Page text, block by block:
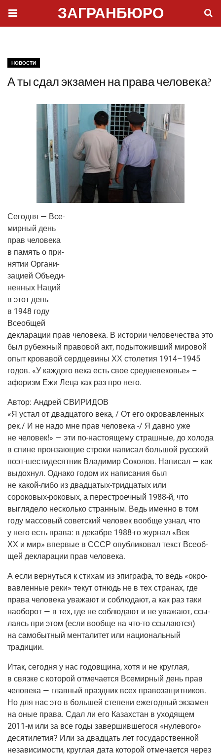
ЗАГРАНБЮРО
НОВОСТИ
А ты сдал экзамен на права человека?
Сего­дня — Все­
мир­ный день
прав чело­ве­ка
в память о при­
ня­тии Орга­ни­
за­ци­ей Объ­еди­
нен­ных Наций
в этот день
в 1948 году
Все­об­щей
декла­ра­ции прав чело­ве­ка. В исто­рии чело­ве­че­ства это
был рубеж­ный пра­во­вой акт, поды­то­жив­ший миро­вой
опыт кро­ва­вой серд­це­ви­ны ХХ сто­ле­тия 1914–1945
годов. «У каж­до­го века есть свое сред­не­ве­ко­вье» –
афо­ризм Ежи Леца как раз про него.
Автор: Андрей СВИРИДОВ
«Я устал от два­дца­то­го века, / От его окро­вав­лен­ных
рек./ И не надо мне прав чело­ве­ка -/ Я дав­но уже
не чело­век!» — эти по-насто­я­ще­му страш­ные, до холо­да
в спине прон­за­ю­щие стро­ки напи­сал боль­шой рус­ский
поэт-шести­де­сят­ник Вла­ди­мир Соко­лов. Напи­сал — как
выдох­нул. Одна­ко годом их напи­са­ния был
не какой-либо из два­дца­тых-трид­ца­тых или
соро­ко­вых-роко­вых, а пере­стро­еч­ный 1988‑й, что
выгля­де­ло несколь­ко стран­ным. Ведь имен­но в том
году мас­со­вый совет­ский чело­век вооб­ще узнал, что
у него есть пра­ва: в декаб­ре 1988-го жур­нал «Век
ХХ и мир» впер­вые в СССР опуб­ли­ко­вал текст Все­об­
щей декла­ра­ции прав человека.
А если вер­нуть­ся к сти­хам из эпи­гра­фа, то ведь «окро­
вав­лен­ные реки» текут отнюдь не в тех стра­нах, где
пра­ва чело­ве­ка ува­жа­ют и соблю­да­ют, а как раз таки
наобо­рот — в тех, где не соблю­да­ют и не ува­жа­ют, ссы­
ла­ясь при этом (если вооб­ще на что-то ссы­ла­ют­ся)
на само­быт­ный мен­та­ли­тет или наци­о­наль­ный
традиции.
Итак, сего­дня у нас годов­щи­на, хотя и не круг­лая,
в связ­ке с кото­рой отме­ча­ет­ся Все­мир­ный день прав
чело­ве­ка — глав­ный празд­ник всех пра­во­за­щит­ни­ков.
Но для нас это в боль­шей сте­пе­ни еже­год­ный экза­мен
на оные пра­ва. Сдал ли его Казах­стан в ухо­дя­щем
2011‑м или за все годы завер­шив­ше­го­ся «нуле­во­го»
деся­ти­ле­тия? Или за два­дцать лет госу­дар­ствен­ной
неза­ви­си­мо­сти, круг­лая дата кото­рой отме­ча­ет­ся через